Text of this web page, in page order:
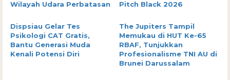
Wilayah Udara Perbatasan
Pitch Black 2026
Dispsiau Gelar Tes
Psikologi CAT Gratis,
Bantu Generasi Muda
Kenali Potensi Diri
The Jupiters Tampil
Memukau di HUT Ke-65
RBAF, Tunjukkan
Profesionalisme TNI AU di
Brunei Darussalam